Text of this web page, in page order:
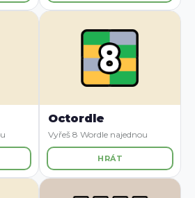
Octordle
Vyřeš 8 Wordle najednou
HRÁT